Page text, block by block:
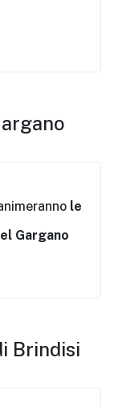
le
Gargano
Brindisi